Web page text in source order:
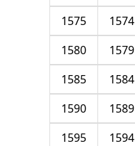
1574
1575
1579
1580
1584
1585
1589
1590
1594
1595